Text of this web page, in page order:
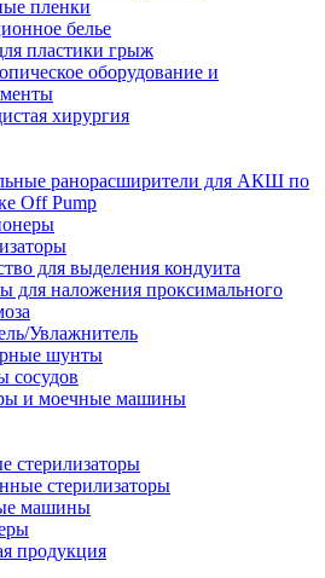
пленки
белье
пластики грыж
оборудование и
хирургия
ранорасширители для АКШ по
Off Pump
для выделения кондуита
для наложения проксимального
Увлажнитель
шунты
сосудов
и моечные машины
стерилизаторы
стерилизаторы
машины
продукция